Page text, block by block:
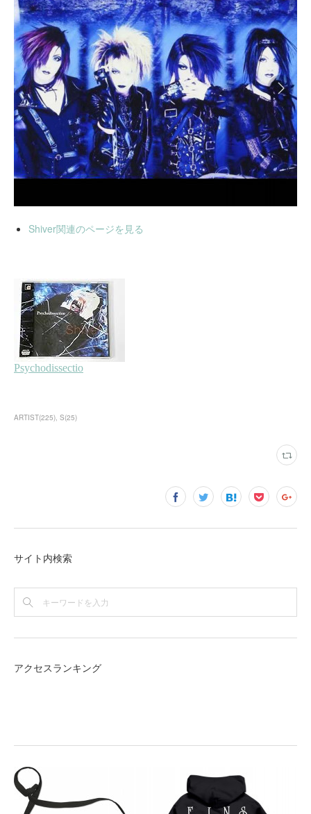
Shiver関連のページを見る
ARTIST(225) S(25)
サイト内検索
アクセスランキング